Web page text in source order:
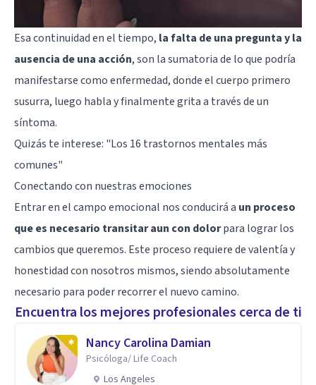
Esa continuidad en el tiempo, la falta de una pregunta y la
ausencia de una acción, son la sumatoria de lo que podría
manifestarse como enfermedad, donde el cuerpo primero
susurra, luego habla y finalmente grita a través de un
síntoma.
Quizás te interese: "Los 16 trastornos mentales más
comunes"
Conectando con nuestras emociones
Entrar en el campo emocional nos conducirá a un proceso
que es necesario transitar aun con dolorpara lograr los
cambios que queremos. Este proceso requiere de valentía y
honestidad con nosotros mismos, siendo absolutamente
necesario para poder recorrer el nuevo camino.
Encuentra los mejores profesionales cerca de ti
Nancy Carolina Damian
Psicóloga/ Life Coach
Los Angeles